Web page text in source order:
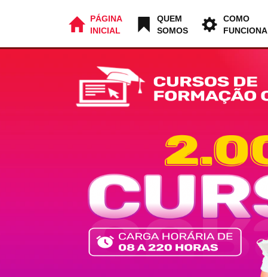
PÁGINA
INICIAL
QUEM
SOMOS
COMO
FUNCIONA